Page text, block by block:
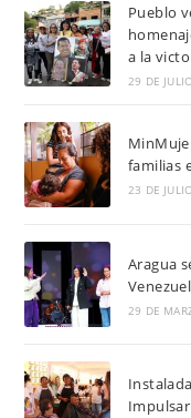
Pueblo
a la
29 DE
familias
23 DE
Aragua
29 DE